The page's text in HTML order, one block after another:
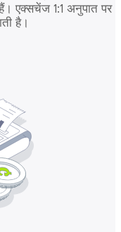
एक्सचेंज 1:1 अनुपात पर
है।